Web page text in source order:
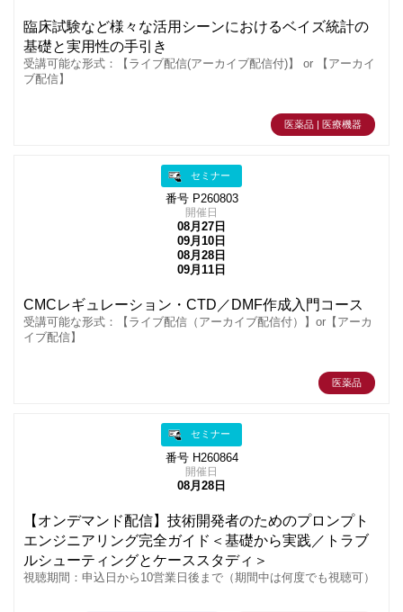
臨床試験など様々な活用シーンにおけるベイズ統計の
基礎と実用性の手引き
受講可能な形式：【ライブ配信(アーカイブ配信付)】 or 【アーカイ
ブ配信】
医薬品 | 医療機器
セミナー
番号 P260803
開催日
08月27日
09月10日
08月28日
09月11日
CMCレギュレーション・CTD／DMF作成入門コース
受講可能な形式：【ライブ配信（アーカイブ配信付）】or【アーカ
イブ配信】
医薬品
セミナー
番号 H260864
開催日
08月28日
【オンデマンド配信】技術開発者のためのプロンプト
エンジニアリング完全ガイド＜基礎から実践／トラブ
ルシューティングとケーススタディ＞
視聴期間：申込日から10営業日後まで（期間中は何度でも視聴可）